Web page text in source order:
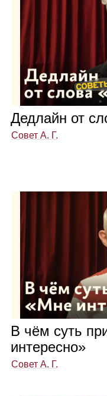
Дед­лайн от
Совет А. Г.
В чём суть
инте­ресно»
Совет А. Г.